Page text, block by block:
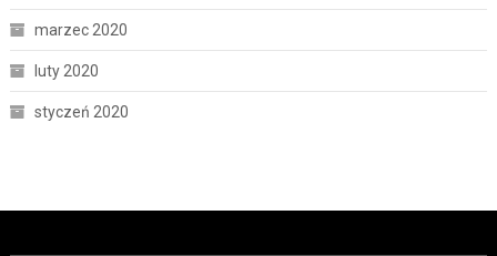
marzec 2020
luty 2020
styczeń 2020